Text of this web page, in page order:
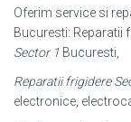
Oferim service si
Bucuresti: Reparatii
Sector 1 Bucuresti,
Reparatii frigidere
electronice,